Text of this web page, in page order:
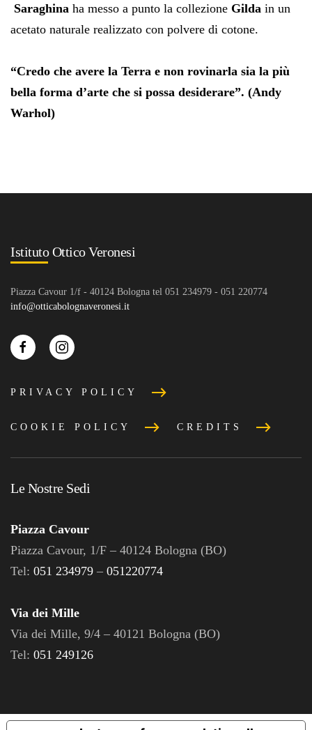
Saraghina ha messo a punto la collezione Gilda in un
acetato naturale realizzato con polvere di cotone.
“Credo che avere la Terra e non rovinarla sia la più
bella forma d’arte che si possa desiderare”. (Andy
Warhol)
Istituto Ottico Veronesi
Piazza Cavour 1/f - 40124 Bologna tel 051 234979 - 051 220774
info@otticabolognaveronesi.it
PRIVACY POLICY
COOKIE POLICY CREDITS
Le Nostre Sedi
Piazza Cavour
Piazza Cavour, 1/F – 40124 Bologna (BO)
Tel: 051 234979 – 051220774
Via dei Mille
Via dei Mille, 9/4 – 40121 Bologna (BO)
Tel: 051 249126